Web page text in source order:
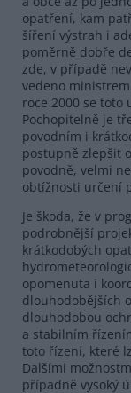
opatření, kam
šíření výstrah i
poměrně dobře
zde, v případě
vedeno
roce 2000 se toto
Pochopitelně je
povodním i
postupně zlepšit
povodně, velmi
obtížnosti určení
Je škoda, že v
podrobnější
krátkodobých
opomenuta i
dlouhodobějších
dlouhodobou
a stabilním
toto řízení, které
Dalšími
případně vysoký